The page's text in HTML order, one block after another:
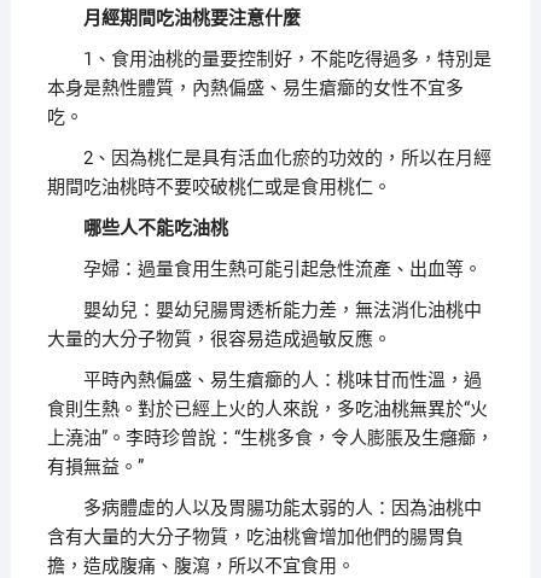
月經期間吃油桃要注意什麼
1、食用油桃的量要控制好，不能吃得過多，特別是
本身是熱性體質，內熱偏盛、易生瘡癤的女性不宜多
吃。
2、因為桃仁是具有活血化瘀的功效的，所以在月經
期間吃油桃時不要咬破桃仁或是食用桃仁。
哪些人不能吃油桃
孕婦：過量食用生熱可能引起急性流產、出血等。
嬰幼兒：嬰幼兒腸胃透析能力差，無法消化油桃中
大量的大分子物質，很容易造成過敏反應。
平時內熱偏盛、易生瘡癤的人：桃味甘而性溫，過
食則生熱。對於已經上火的人來說，多吃油桃無異於“火
上澆油”。李時珍曾說：“生桃多食，令人膨脹及生癰癤，
有損無益。”
多病體虛的人以及胃腸功能太弱的人：因為油桃中
含有大量的大分子物質，吃油桃會增加他們的腸胃負
擔，造成腹痛、腹瀉，所以不宜食用。